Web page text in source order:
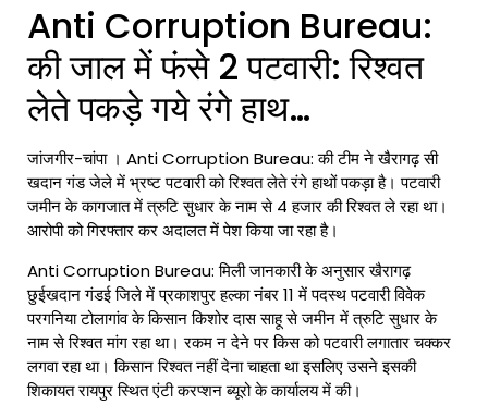
Anti Corruption Bureau:
की जाल में फंसे 2 पटवारी: रिश्वत
लेते पकड़े गये रंगे हाथ…
जांजगीर-चांपा । Anti Corruption Bureau: की टीम ने खैरागढ़ सी
खदान गंड जेले में भ्रष्ट पटवारी कोरिश्वत लेते रंगे हाथों पकड़ा है। पटवारी
जमीन के कागजात में त्रुटि सुधार के नाम से 4 हजार की रिश्वत ले रहा था।
आरोपी को गिरफ्तार कर अदालत में पेश किया जा रहा है।
Anti Corruption Bureau: मिली जानकारी के अनुसार खैरागढ़
छुईखदान गंडई जिले में प्रकाशपुर हल्का नंबर 11 में पदस्थ पटवारी विवेक
परगनिया टोलागांव के किसान किशोर दास साहू से जमीन में त्रुटि सुधार के
नाम से रिश्वत मांग रहा था। रकम न देने पर किस को पटवारी लगातार चक्कर
लगवा रहा था। किसान रिश्वत नहीं देना चाहता था इसलिए उसने इसकी
शिकायत रायपुर स्थित एंटी करप्शन ब्यूरो के कार्यालय में की।